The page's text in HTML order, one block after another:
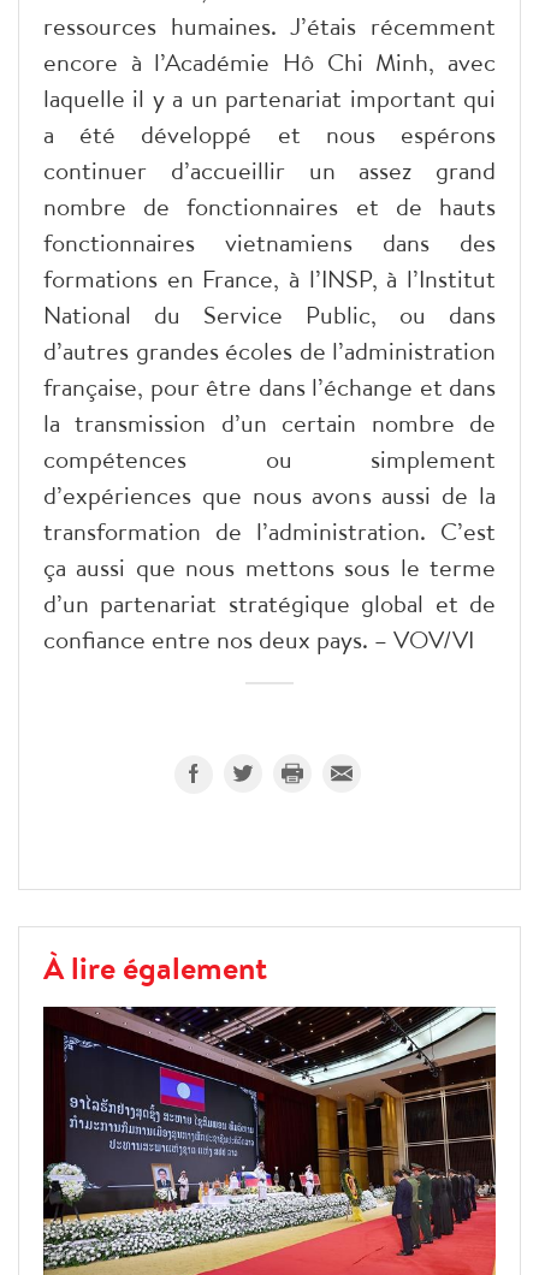
ressources humaines. J’étais récemment
encore à l’Académie Hô Chi Minh, avec
laquelle il y a un partenariat important qui
a été développé et nous espérons
continuer d’accueillir un assez grand
nombre de fonctionnaires et de hauts
fonctionnaires vietnamiens dans des
formations en France, à l’INSP, à l’Institut
National du Service Public, ou dans
d’autres grandes écoles de l’administration
française, pour être dans l’échange et dans
la transmission d’un certain nombre de
compétences ou simplement
d’expériences que nous avons aussi de la
transformation de l’administration. C’est
ça aussi que nous mettons sous le terme
d’un partenariat stratégique global et de
confiance entre nos deux pays. – VOV/VI
À lire également